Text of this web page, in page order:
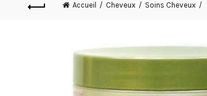
Accueil Cheveux Soins Cheveux